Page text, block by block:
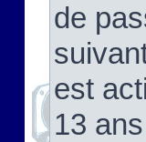
de
est
13